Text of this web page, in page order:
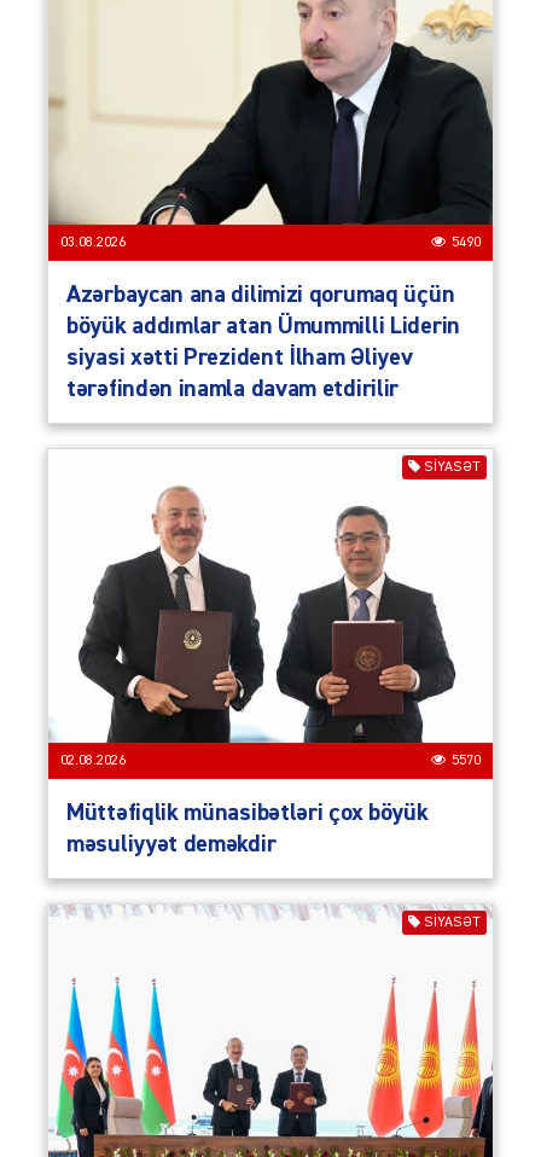
03.08.2026 5490
Azərbaycan ana dilimizi qorumaq üçün
böyük addımlar atan Ümummilli Liderin
siyasi xətti Prezident İlham Əliyev
tərəfindən inamla davam etdirilir
SIYASƏT
02.08.2026 5570
Müttəfiqlik münasibətləri çox böyük
məsuliyyət deməkdir
SIYASƏT